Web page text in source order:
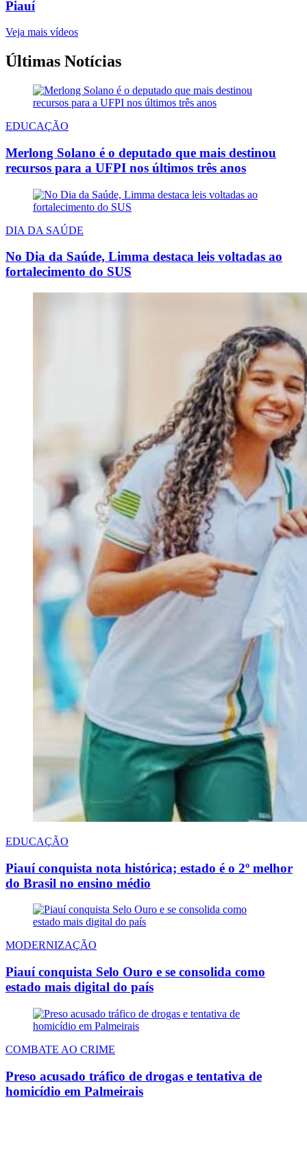
Piauí
Veja mais vídeos
Últimas Notícias
EDUCAÇÃO
Merlong Solano é o deputado que mais destinou
recursos para a UFPI nos últimos três anos
DIA DA SAÚDE
No Dia da Saúde, Limma destaca leis voltadas ao
fortalecimento do SUS
EDUCAÇÃO
Piauí conquista nota histórica; estado é o 2º melhor
do Brasil no ensino médio
MODERNIZAÇÃO
Piauí conquista Selo Ouro e se consolida como
estado mais digital do país
COMBATE AO CRIME
Preso acusado tráfico de drogas e tentativa de
homicídio em Palmeirais